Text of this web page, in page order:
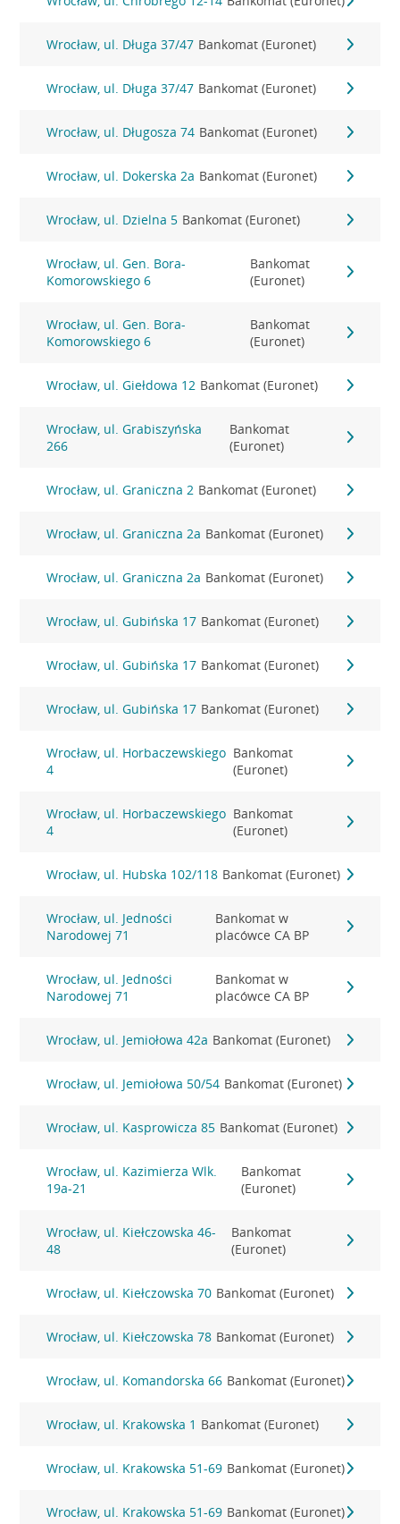
Wrocław, ul. Długa 37/47 Bankomat (Euronet)
Wrocław, ul. Długa 37/47 Bankomat (Euronet)
Wrocław, ul. Długosza 74 Bankomat (Euronet)
Wrocław, ul. Dokerska 2a Bankomat (Euronet)
Wrocław, ul. Dzielna 5 Bankomat (Euronet)
Wrocław, ul. Gen. Bora-
Komorowskiego 6
Bankomat
(Euronet)
Wrocław, ul. Gen. Bora-
Komorowskiego 6
Bankomat
(Euronet)
Wrocław, ul. Giełdowa 12 Bankomat (Euronet)
Wrocław, ul. Grabiszyńska
266
Bankomat
(Euronet)
Wrocław, ul. Graniczna 2 Bankomat (Euronet)
Wrocław, ul. Graniczna 2a Bankomat (Euronet)
Wrocław, ul. Graniczna 2a Bankomat (Euronet)
Wrocław, ul. Gubińska 17 Bankomat (Euronet)
Wrocław, ul. Gubińska 17 Bankomat (Euronet)
Wrocław, ul. Gubińska 17 Bankomat (Euronet)
Wrocław, ul. Horbaczewskiego
4
Bankomat
(Euronet)
Wrocław, ul. Horbaczewskiego
4
Bankomat
(Euronet)
Wrocław, ul. Hubska 102/118 Bankomat (Euronet)
Wrocław, ul. Jedności
Narodowej 71
Bankomat w
placówce CA BP
Wrocław, ul. Jedności
Narodowej 71
Bankomat w
placówce CA BP
Wrocław, ul. Jemiołowa 42a Bankomat (Euronet)
Wrocław, ul. Jemiołowa 50/54 Bankomat (Euronet)
Wrocław, ul. Kasprowicza 85 Bankomat (Euronet)
Wrocław, ul. Kazimierza Wlk.
19a-21
Bankomat
(Euronet)
Wrocław, ul. Kiełczowska 46-
48
Bankomat
(Euronet)
Wrocław, ul. Kiełczowska 70 Bankomat (Euronet)
Wrocław, ul. Kiełczowska 78 Bankomat (Euronet)
Wrocław, ul. Komandorska 66 Bankomat (Euronet)
Wrocław, ul. Krakowska 1 Bankomat (Euronet)
Wrocław, ul. Krakowska 51-69 Bankomat (Euronet)
Wrocław, ul. Krakowska 51-69 Bankomat (Euronet)